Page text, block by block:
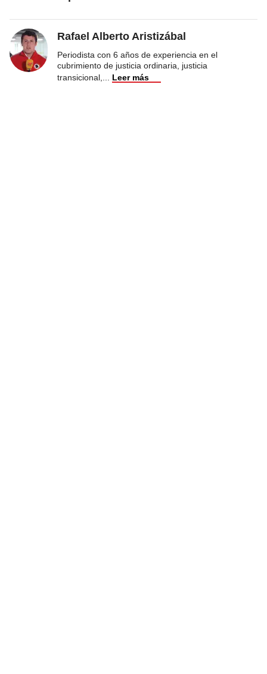
Rafael Alberto Aristizábal
Periodista con 6 años de experiencia en el
cubrimiento de justicia ordinaria, justicia
transicional,
Leer más